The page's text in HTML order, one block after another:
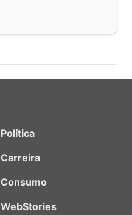
Política
Carreira
Consumo
WebStories